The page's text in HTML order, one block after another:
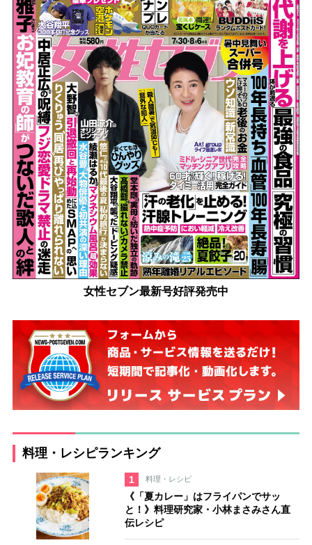
女性セブン最新号好評発売中
料理・レシピランキング
1 料理・レシピ
《「夏カレー」はフライパンでサッ
と！》料理研究家・小林まさみさん直
伝レシピ